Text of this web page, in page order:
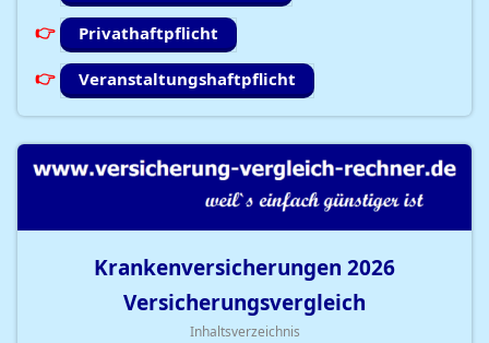
Privathaftpflicht
Veranstaltungshaftpflicht
Krankenversicherungen 2026
Versicherungsvergleich
Inhaltsverzeichnis